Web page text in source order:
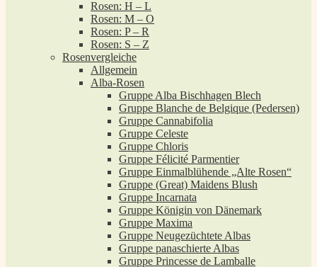
Rosen: H – L
Rosen: M – O
Rosen: P – R
Rosen: S – Z
Rosenvergleiche
Allgemein
Alba-Rosen
Gruppe Alba Bischhagen Blech
Gruppe Blanche de Belgique (Pedersen)
Gruppe Cannabifolia
Gruppe Celeste
Gruppe Chloris
Gruppe Félicité Parmentier
Gruppe Einmalblühende „Alte Rosen“
Gruppe (Great) Maidens Blush
Gruppe Incarnata
Gruppe Königin von Dänemark
Gruppe Maxima
Gruppe Neugezüchtete Albas
Gruppe panaschierte Albas
Gruppe Princesse de Lamballe